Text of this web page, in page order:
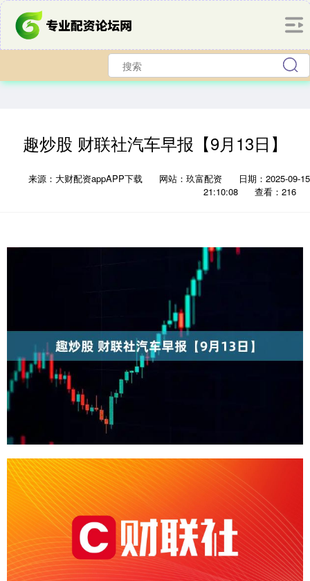
趣炒股 财联社汽车早报【9月13日】
来源：大财配资appAPP下载 网站：玖富配资
日期：2025-09-15
21:10:08
查看：216